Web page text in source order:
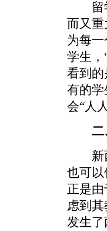
留学
而又
为每
学生，
看到的
有的学
会“人
二、
新西
也可以
正是
虑到
发生